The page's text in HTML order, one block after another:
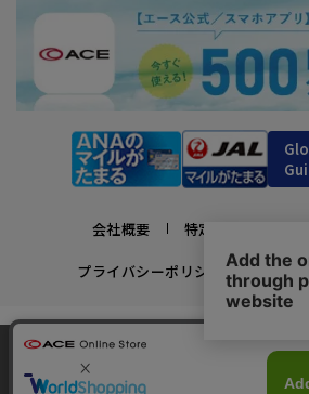
会社概要 特定商取引法に基
プライバシーポリシー 利用規
かばんの総合メーカー、エース公
スーツケースビジネスバッグ直営店ならではの豊
充実のアフターサービス・豊富な品揃え・安
当サイトでは、サイトの利便性向上のた
キー(Cookie)を使用しています。クッキー
最近、3人がこ